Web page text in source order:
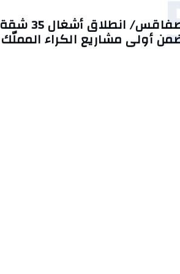
صفاقس/ انطلاق أشغال 35 شقة
أولى مشاريع الكراء المملّك